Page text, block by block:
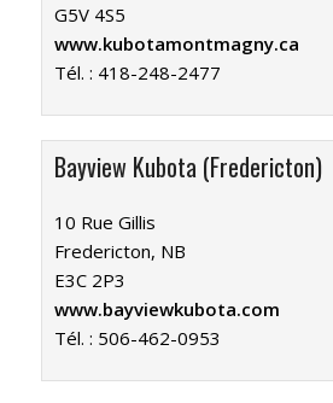
G5V 4S5
www.kubotamontmagny.ca
Tél. : 418-248-2477
Bayview Kubota (Fredericton)
10 Rue Gillis
Fredericton, NB
E3C 2P3
www.bayviewkubota.com
Tél. : 506-462-0953